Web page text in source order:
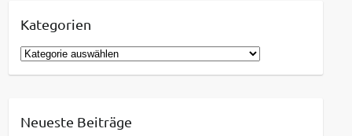
Kategorien
K
a
g
Neueste Beiträge